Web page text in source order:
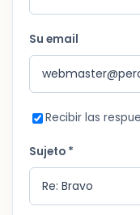
Su email
Recibir las
Sujeto *